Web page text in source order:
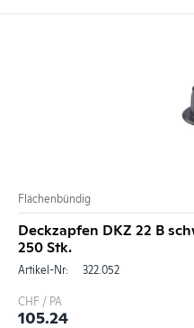
Flächenbündig
Deckzapfen DKZ 22 B
250 Stk.
Artikel-Nr: 322.052
CHF / PA
105.24